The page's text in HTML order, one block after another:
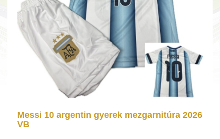
Messi 10 argentin gyerek mezgarnitúra 2026
VB